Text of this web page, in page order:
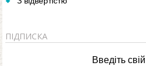
ПІДПИСКА
Введіть